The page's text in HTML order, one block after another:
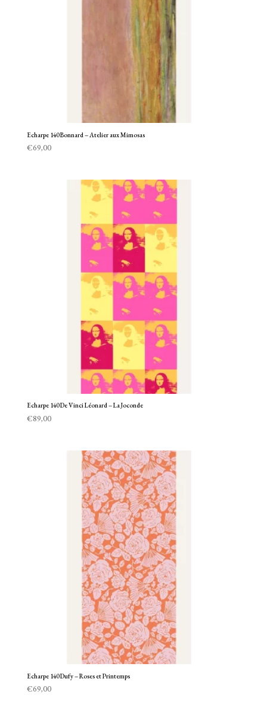
Echarpe 140 Bonnard – Atelier aux Mimosas
€69,00
Echarpe 140 De Vinci Léonard – La Joconde
€89,00
Echarpe 140 Dufy – Roses et Printemps
€69,00